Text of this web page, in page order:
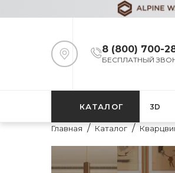
8 (800) 700-
БЕСПЛАТНЫЙ
КАТАЛОГ 3D
Главная Каталог